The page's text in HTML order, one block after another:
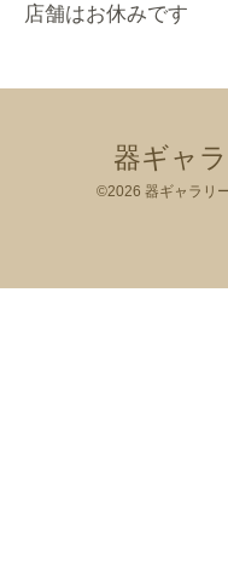
店舗はお休みです
器ギャ
©2026 器ギャラリ